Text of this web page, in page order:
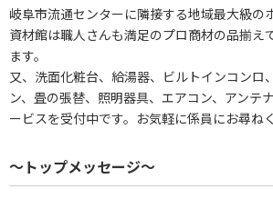
岐阜市流通センターに隣接する地域最大級の
資材館は職人さんも満足のプロ商材の品揃え
ます。
又、洗面化粧台、給湯器、ビルトインコンロ
ン、畳の張替、照明器具、エアコン、アンテ
ービスを受付中です。お気軽に係員にお尋ね
～トップメッセージ～